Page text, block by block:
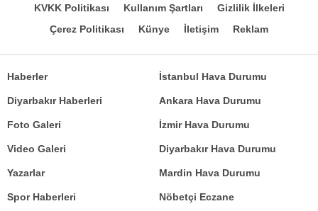
KVKK Politikası Kullanım Şartları
Gizlilik İlkeleri
Çerez Politikası
Künye İletişim Reklam
Haberler
Diyarbakır Haberleri
Foto Galeri
Video Galeri
Yazarlar
İstanbul Hava Durumu
Ankara Hava Durumu
İzmir Hava Durumu
Diyarbakır Hava Durumu
Mardin Hava Durumu
Spor Haberleri Nöbetçi Eczane